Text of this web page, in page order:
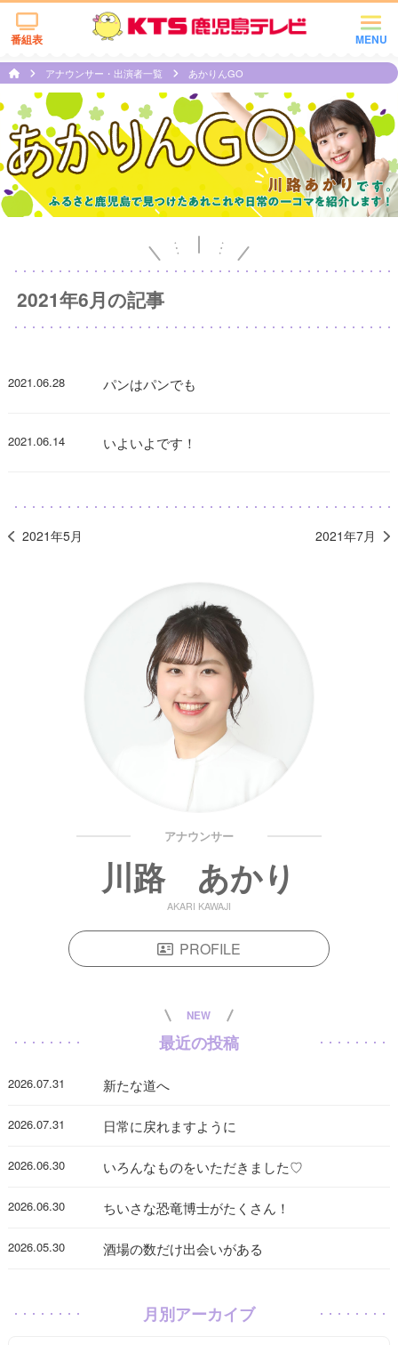
MENU
番組表
アナウンサー・出演者一覧 あかりんGO
2021年6月の記事
2021.06.28 パンはパンでも
2021.06.14 いよいよです！
2021年5月 2021年7月
アナウンサー
川路 あかり
AKARI KAWAJI
PROFILE
NEW
最近の投稿
2026.07.31 新たな道へ
2026.07.31 日常に戻れますように
2026.06.30 いろんなものをいただきました♡
2026.06.30 ちいさな恐竜博士がたくさん！
2026.05.30 酒場の数だけ出会いがある
月別アーカイブ